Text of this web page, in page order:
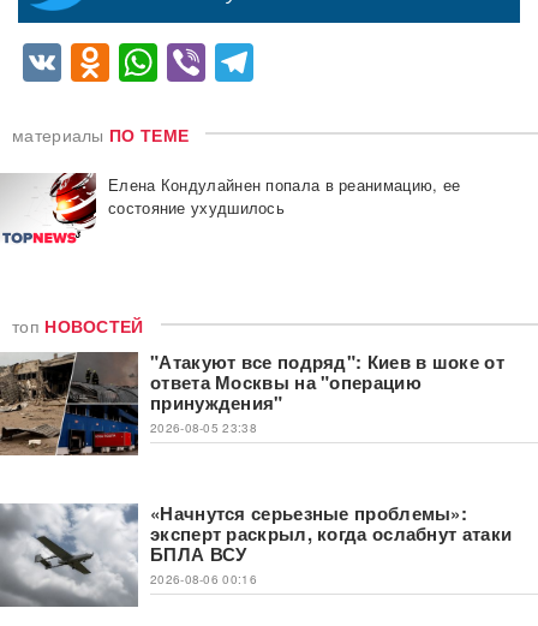
VKOdnoklassniki
WhatsApp
Viber
материалы ПО ТЕМЕ
Елена Кондулайнен попала в реанимацию, ее
состояние ухудшилось
топ НОВОСТЕЙ
"Атакуют все подряд": Киев в шоке от
ответа Москвы на "операцию
принуждения"
2026-08-05 23:38
«Начнутся серьезные проблемы»:
эксперт раскрыл, когда ослабнут атаки
БПЛА ВСУ
2026-08-06 00:16